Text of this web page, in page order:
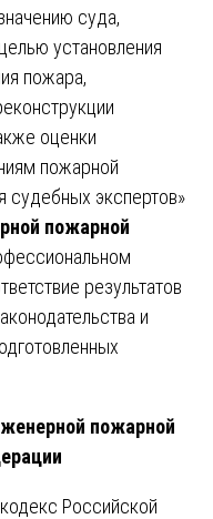
суда,
установления
пожара,
оценки
пожарной
экспертов»
пожарной
результатов
и
пожарной
Российской